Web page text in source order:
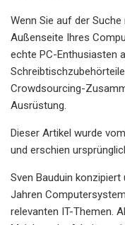
Wenn Sie auf der
Außenseite Ihres
echte PC-Enthusiasten
Crowdsourcing-
Ausrüstung.
Dieser Artikel wurde
und erschien
Sven Bauduin
Jahren
relevanten IT-Themen.